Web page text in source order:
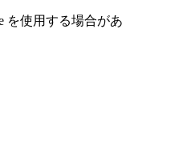
を使⽤する場合があ